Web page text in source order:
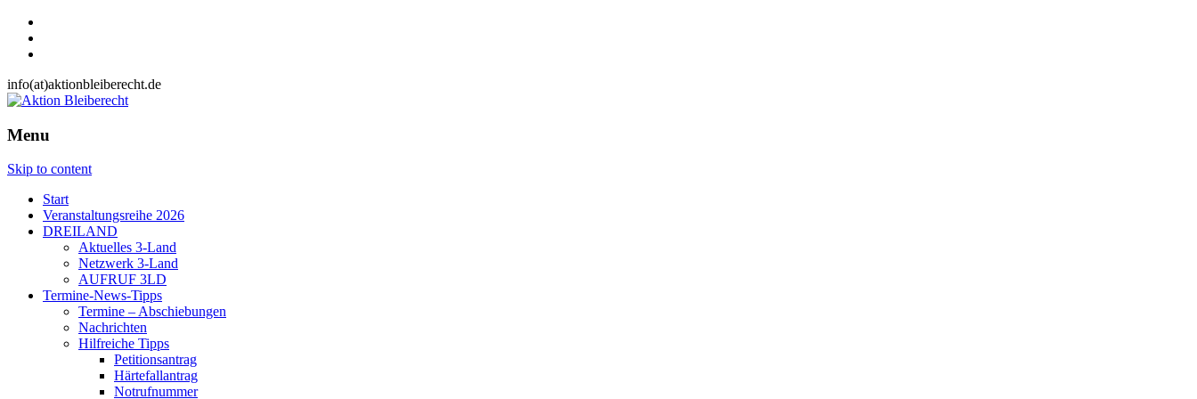
info(at)aktionbleiberecht.de
Menu
Skip to content
Start
Veranstaltungsreihe 2026
DREILAND
Aktuelles 3-Land
Netzwerk 3-Land
AUFRUF 3LD
Termine-News-Tipps
Termine – Abschiebungen
Nachrichten
Hilfreiche Tipps
Petitionsantrag
Härtefallantrag
Notrufnummer